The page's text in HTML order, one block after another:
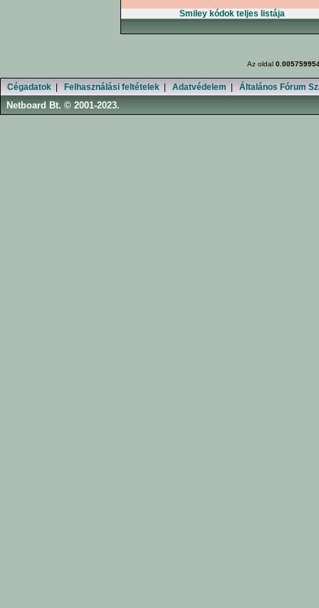
Smiley kódok teljes listája
Az oldal
Cégadatok Felhasználási feltételek Adatvédelem Általános Fórum
Netboard Bt. © 2001-2023.